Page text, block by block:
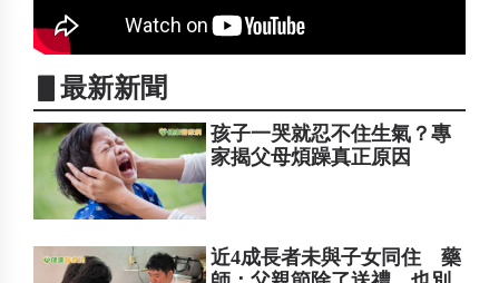
▋最新新聞
孩子一哭就忍不住生氣？專
家揭父母煩躁真正原因
近4成長者未與子女同住 藥